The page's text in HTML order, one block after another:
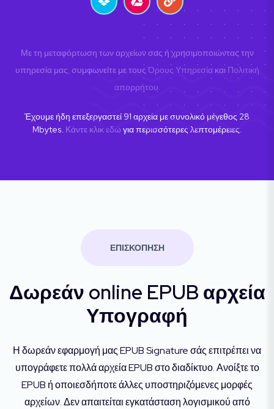
Με τη μεταφόρτωση των αρχείων σας ή χρησιμοποιώντας την
υπηρεσία μας, συμφωνείτε με τουςΌρους Υπηρεσίακαι Πολιτική
απορρήτου
Έχουμε ήδη επεξεργαστεί 91 αρχεία με συνολικό μέγεθος 28
Mbytes. Κάντε κλικ εδώγια περισσότερες λεπτομέρειες.
ΕΠΙΣΚΟΠΗΣΗ
Δωρεάν online EPUB αρχεία
Υπογραφή
Η δωρεάν εφαρμογή μας EPUB Signature σάς επιτρέπει να
υπογράφετε πολλά αρχεία EPUB στο διαδίκτυο. Ανοίξτε το
EPUB ή οποιεσδήποτε άλλες υποστηριζόμενες μορφές
αρχείων. Δεν απαιτείται εγκατάσταση λογισμικού από